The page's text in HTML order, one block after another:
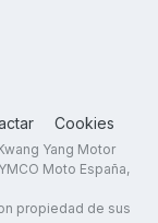
Cookies
Yang Motor
Moto España,
propiedad de sus